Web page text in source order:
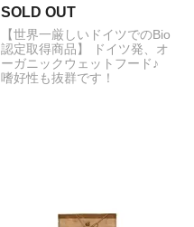
SOLD OUT
【世界一厳しいドイツでのBio
認定取得商品】 ドイツ発、オ
ーガニックウェットフード♪
嗜好性も抜群です！